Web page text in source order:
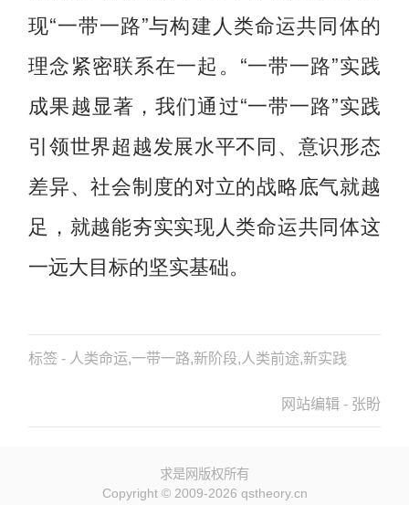
现“一带一路”与构建人类命运共同体的
理念紧密联系在一起。“一带一路”实践
成果越显著，我们通过“一带一路”实践
引领世界超越发展水平不同、意识形态
差异、社会制度的对立的战略底气就越
足，就越能夯实实现人类命运共同体这
一远大目标的坚实基础。
标签 - 人类命运,一带一路,新阶段,人类前途,新实践
网站编辑 - 张盼
求是网版权所有
Copyright © 2009-2026 qstheory.cn